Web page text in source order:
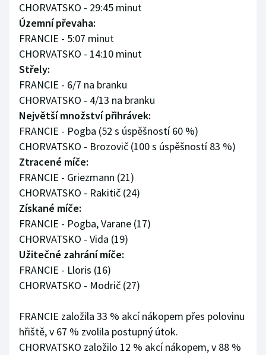
Parasport
Plavání
Plážový volejbal
Ragby
Rychlobruslení
Rychlostní kanoistika
Short track
Sportovní střelba
Stolní tenis
Triatlon
Vodní slalom
CHORVATSKO - 29:45 minut
Územní převaha:
FRANCIE - 5:07 minut
CHORVATSKO - 14:10 minut
Střely:
FRANCIE - 6/7 na branku
CHORVATSKO - 4/13 na branku
Největší množství přihrávek:
FRANCIE - Pogba (52 s úspěšností 60 %)
CHORVATSKO - Brozovič (100 s úspěšností 83 %)
Ztracené míče:
FRANCIE - Griezmann (21)
CHORVATSKO - Rakitič (24)
Získané míče:
FRANCIE - Pogba, Varane (17)
CHORVATSKO - Vida (19)
Užitečné zahrání míče:
FRANCIE - Lloris (16)
CHORVATSKO - Modrič (27)
FRANCIE založila 33 % akcí nákopem přes polovinu
hřiště, v 67 % zvolila postupný útok.
CHORVATSKO založilo 12 % akcí nákopem, v 88 %